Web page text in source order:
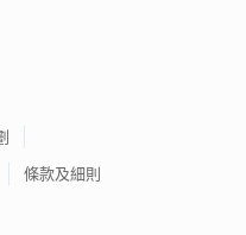
條款及細則